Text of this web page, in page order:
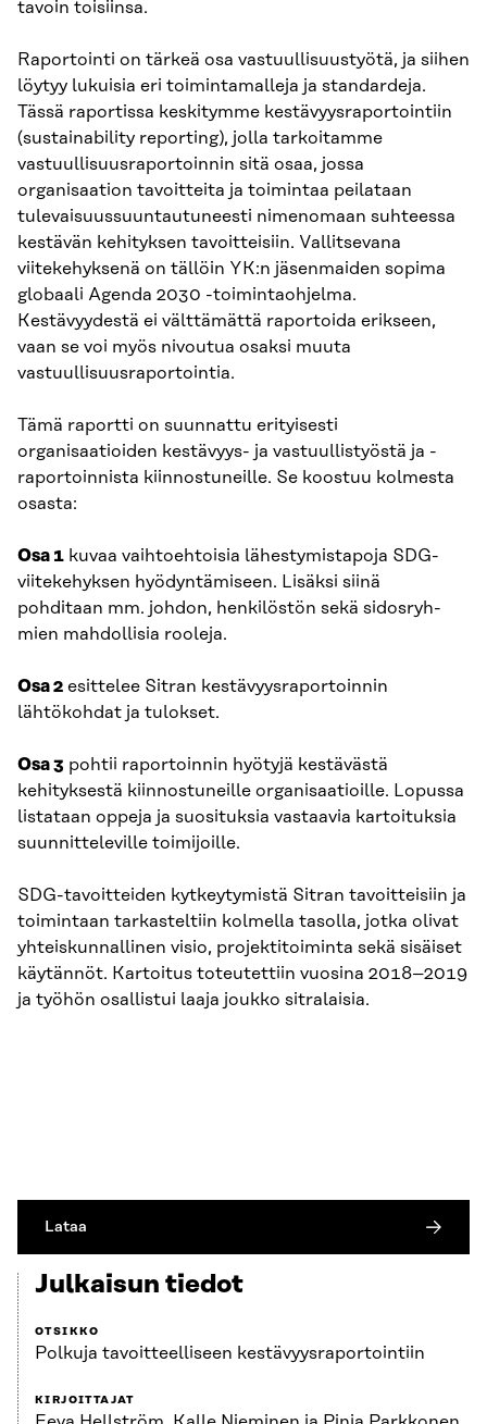
tavoin toisiinsa.
Raportointi on tärkeä osa vastuullisuustyötä, ja siihen
löytyy lukuisia eri toimintamalleja ja standardeja.
Tässä raportissa keskitymme kestävyysraportointiin
(sustainability reporting), jolla tarkoitamme
vastuullisuusraportoinnin sitä osaa, jossa
organisaation tavoitteita ja toimintaa peilataan
tulevaisuussuuntautuneesti nimenomaan suhteessa
kestävän kehityksen tavoitteisiin. Vallitsevana
viitekehyksenä on tällöin YK:n jäsenmaiden sopima
globaali Agenda 2030 -toimintaohjelma.
Kestävyydestä ei välttämättä raportoida erikseen,
vaan se voi myös nivoutua osaksi muuta
vastuullisuusraportointia.
Tämä raportti on suunnattu erityisesti
organisaatioiden kestävyys- ja vastuullistyöstä ja -
raportoinnista kiinnostuneille. Se koostuu kolmesta
osasta:
Osa 1 kuvaa vaihtoehtoisia lähestymistapoja SDG-
viitekehyksen hyödyntämiseen. Lisäksi siinä
pohditaan mm. johdon, henkilöstön sekä sidosryh­
mien mahdollisia rooleja.
Osa 2 esittelee Sitran kestävyysraportoinnin
lähtökohdat ja tulok­set.
Osa 3 pohtii raportoinnin hyötyjä kestävästä
kehityksestä kiinnostuneille organisaatioille. Lopussa
listataan oppeja ja suosituksia vastaavia kartoi­tuksia
suunnitteleville toimijoille.
SDG-tavoitteiden kytkeytymistä Sitran tavoitteisiin ja
toimintaan tarkasteltiin kolmella tasolla, jotka olivat
yhteiskunnallinen visio, projektitoiminta sekä sisäiset
käytännöt. Kartoitus toteutettiin vuosina 2018–2019
ja työhön osallistui laaja joukko sitralaisia.
Lataa
Julkaisun tiedot
OTSIKKO
Polkuja tavoitteelliseen kestävyysraportointiin
KIRJOITTAJAT